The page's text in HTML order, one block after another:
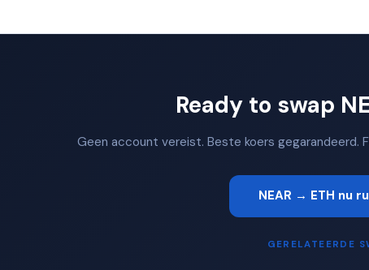
Ready to swap
Geen account vereist. Beste koers gegarandeerd.
NEAR → ETH nu
GERELATEERDE